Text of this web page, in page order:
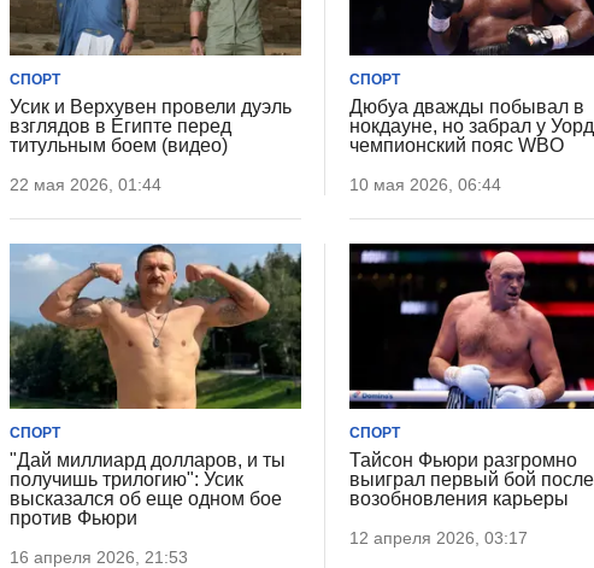
СПОРТ
Усик и Верхувен провели дуэль
взглядов в Египте перед
титульным боем (видео)
22 мая 2026, 01:44
СПОРТ
Дюбуа дважды побывал в
нокдауне, но забрал у
чемпионский пояс WBO
10 мая 2026, 06:44
СПОРТ
"Дай миллиард долларов, и ты
получишь трилогию": Усик
высказался об еще одном бое
против Фьюри
16 апреля 2026, 21:53
СПОРТ
Тайсон Фьюри разгромно
выиграл первый бой после
возобновления карьеры
12 апреля 2026, 03:17